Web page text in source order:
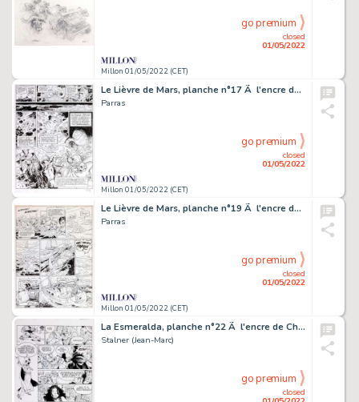
Millon 01/05/2022 (CET)
closed
01/05/2022
go premium
Le Lièvre de Mars, planche n°17 Ã l'encre de…
Parras
Millon 01/05/2022 (CET)
closed
01/05/2022
go premium
Le Lièvre de Mars, planche n°19 Ã l'encre de…
Parras
Millon 01/05/2022 (CET)
closed
01/05/2022
go premium
La Esmeralda, planche n°22 Ã l'encre de Chine…
Stalner (Jean-Marc)
closed
go premium